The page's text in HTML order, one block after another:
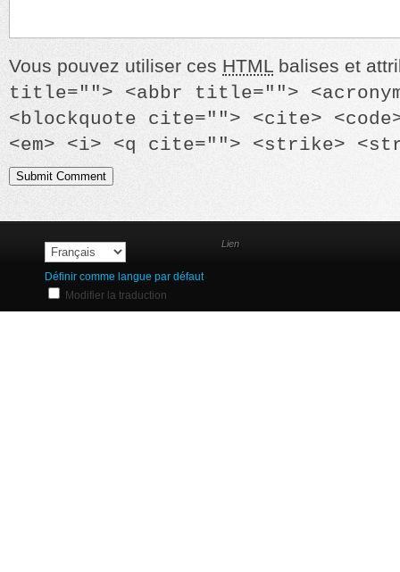
Vous pouvez utiliser ces HTML balises et
title=""> <abbr title="">
<blockquote cite=""> <cite>
<em> <i> <q cite=""> <strike>
Définir comme langue par défaut
Modifier la traduction
Lien